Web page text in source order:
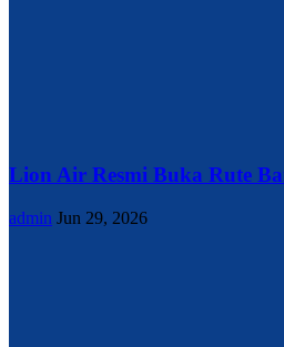
Lion Air Resmi Buka Rute
admin Jun 29, 2026